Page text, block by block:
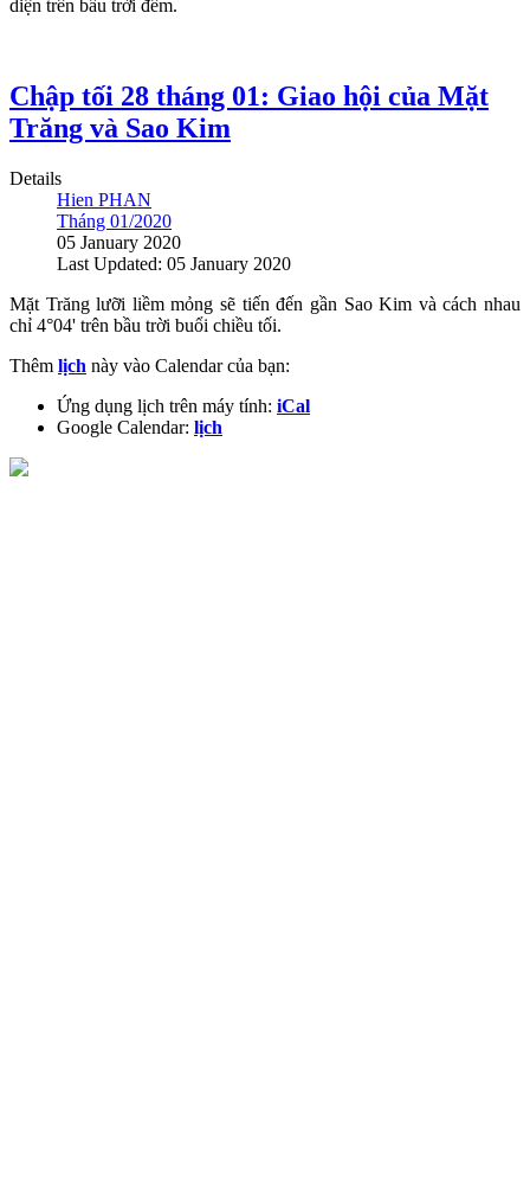
diện trên bầu trời đêm.
Chập tối 28 tháng 01: Giao hội của Mặt
Trăng và Sao Kim
Details
Hien PHAN
Tháng 01/2020
05 January 2020
Last Updated: 05 January 2020
Mặt Trăng lưỡi liềm mỏng sẽ tiến đến gần Sao Kim và cách nhau
chỉ 4°04' trên bầu trời buổi chiều tối.
Thêm lịch này vào Calendar của bạn:
Ứng dụng lịch trên máy tính: iCal
Google Calendar: lịch